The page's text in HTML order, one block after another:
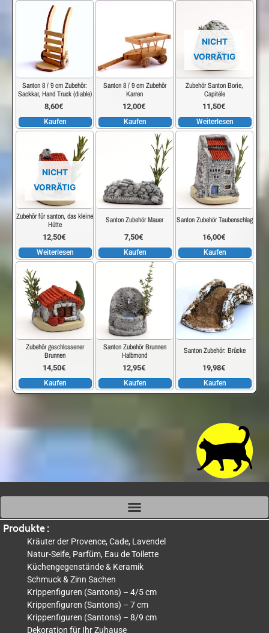
Santon 8 / 9 cm Zubehör:
Sackkar, Hand Truck (diable)
8,60€
Kaufen
Santon 8 / 9 cm Zubehör
Karren
12,00€
Kaufen
NICHT
VORRÄTIG
Zubehör Santon Borie,
Capitéle
11,50€
Weiterlesen
NICHT
VORRÄTIG
Zubehör für santon, das kleine
Hütte
12,50€
Weiterlesen
Santon Zubehör Mauer
7,50€
Kaufen
Santon Zubehör Taubenschlag
16,00€
Kaufen
Zubehör geschlossener
Brunnen
14,50€
Kaufen
Santon Zubehör Brunnen
Halbmond
12,95€
Kaufen
Santon Zubehör: Brücke
19,98€
Kaufen
Produkte :
Kräuter der Provence, Cade, Lavendel
Natur-Seife, Parfüm, Eau de Toilette
Küchengegenstände & Keramik
Schmuck & Zinn Sachen
Krippenfiguren (Santons) – 4/5 cm
Krippenfiguren (Santons) – 7 cm
Krippenfiguren (Santons) – 8/9 cm
Dekoration für Ihr Zuhause